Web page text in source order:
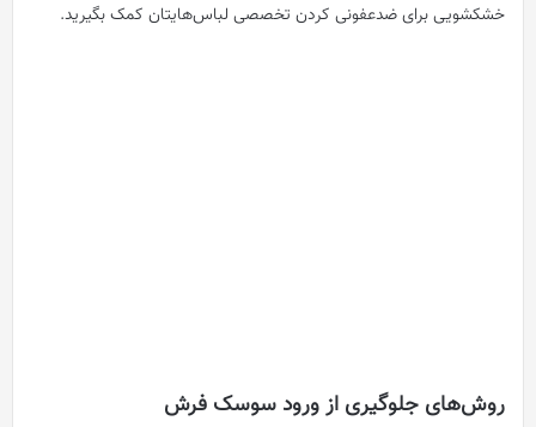
خشکشویی برای ضدعفونی کردن تخصصی لباس‌هایتان کمک بگیرید.
روش‌های جلوگیری از ورود سوسک فرش